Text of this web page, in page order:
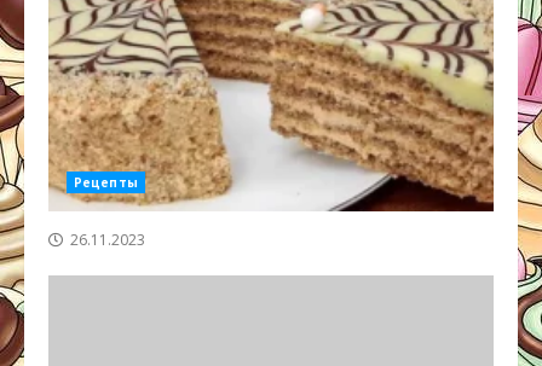
Рецепты
26.11.2023